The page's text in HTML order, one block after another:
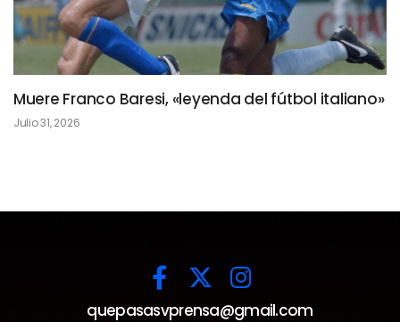
Muere Franco Baresi, «leyenda del fútbol italiano»
Julio 31, 2026
quepasasvprensa@gmail.com